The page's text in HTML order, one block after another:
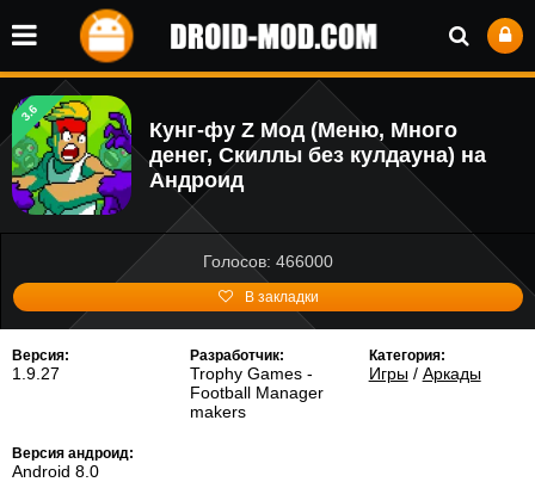
3.6
Кунг-фу Z Мод (Меню, Много
денег, Скиллы без кулдауна) на
Андроид
Голосов: 466000
В закладки
Версия:
1.9.27
Разработчик:
Trophy Games -
Football Manager
makers
Категория:
Игры/ Аркады
Версия андроид:
Android 8.0